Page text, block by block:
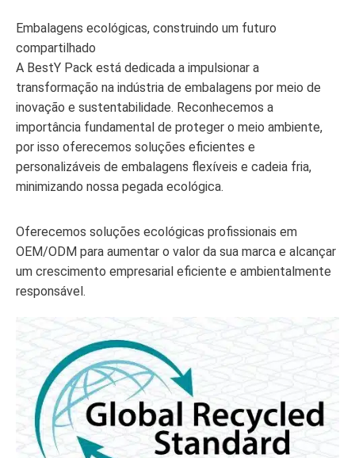
Embalagens ecológicas, construindo um futuro
compartilhado
A BestY Pack está dedicada a impulsionar a
transformação na indústria de embalagens por meio de
inovação e sustentabilidade. Reconhecemos a
importância fundamental de proteger o meio ambiente,
por isso oferecemos soluções eficientes e
personalizáveis de embalagens flexíveis e cadeia fria,
minimizando nossa pegada ecológica.
Oferecemos soluções ecológicas profissionais em
OEM/ODM para aumentar o valor da sua marca e alcançar
um crescimento empresarial eficiente e ambientalmente
responsável.